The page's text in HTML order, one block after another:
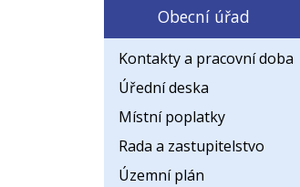
Obecní úřad
Kontakty a pracovní doba
Úřední deska
Místní poplatky
Rada a zastupitelstvo
Územní plán